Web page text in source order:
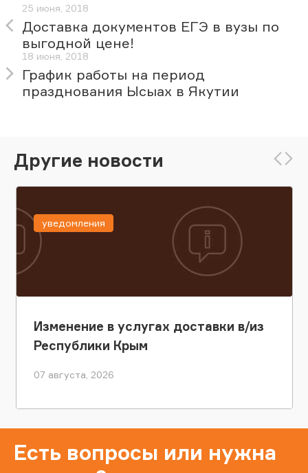
25 июня, 2018
Доставка документов ЕГЭ в вузы по
выгодной цене!
18 июня, 2018
График работы на период
празднования Ысыах в Якутии
Другие новости
Изменение в услугах доставки в/из
Республики Крым
07 августа, 2026
уведомления
Есть вопросы или нужна